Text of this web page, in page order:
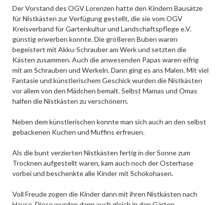
Der Vorstand des OGV Lorenzen hatte den Kindern Bausätze
für Nistkästen zur Verfügung gestellt, die sie vom OGV
Kreisverband für Gartenkultur und Landschaftspflege e.V.
günstig erwerben konnte. Die größeren Buben waren
begeistert mit Akku-Schrauber am Werk und setzten die
Kästen zusammen. Auch die anwesenden Papas waren eifrig
mit am Schrauben und Werkeln. Dann ging es ans Malen. Mit viel
Fantasie und künstlerischem Geschick wurden die Nistkästen
vor allem von den Mädchen bemalt. Selbst Mamas und Omas
halfen die Nistkästen zu verschönern.
Neben dem künstlerischen konnte man sich auch an den selbst
gebackenen Kuchen und Muffins erfreuen.
Als die bunt verzierten Nistkästen fertig in der Sonne zum
Trocknen aufgestellt waren, kam auch noch der Osterhase
vorbei und beschenkte alle Kinder mit Schokohasen.
Voll Freude zogen die Kinder dann mit ihren Nistkästen nach